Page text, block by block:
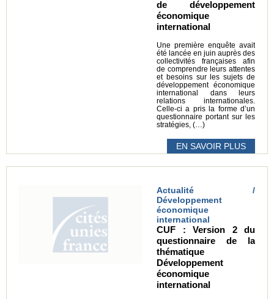
de développement
économique
international
Une première enquête avait
été lancée en juin auprès des
collectivités françaises afin
de comprendre leurs attentes
et besoins sur les sujets de
développement économique
international dans leurs
relations internationales.
Celle-ci a pris la forme d’un
questionnaire portant sur les
stratégies, (…)
EN SAVOIR PLUS
Actualité /
Développement
économique
international
CUF : Version 2 du
questionnaire de la
thématique
Développement
économique
international